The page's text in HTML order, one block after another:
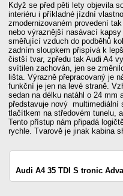
Když se před pěti lety objevila
interiéru i příkladné jízdní
zmodernizovaném provedení
nebo výraznější nasávací
směřující vzduch do podběhů
zadním sloupkem přispívá k
čistší tvar, zpředu tak Audi A4
svítilen zachován, jen se
lišta. Výrazně přepracovaný je
funkční je jen na levé straně.
sedan na délku natáhl o 24 mm
představuje nový multimediální
tlačítkem na středovém tunelu,
Tento přístup nám připadá
rychle. Tvarově je jinak kabina
Audi A4 35 TDI S tronic